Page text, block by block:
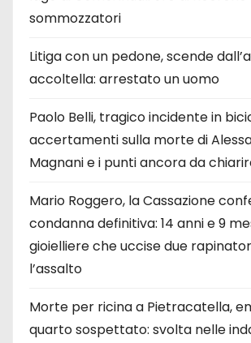
sommozzatori
Litiga con un pedone, scende
accoltella: arrestato un uomo
Paolo Belli, tragico incidente in
accertamenti sulla morte di
Magnani e i punti ancora da
Mario Roggero, la Cassazione
condanna definitiva: 14 anni e 9
gioielliere che uccise due
l’assalto
Morte per ricina a Pietracatella,
quarto sospettato: svolta nelle